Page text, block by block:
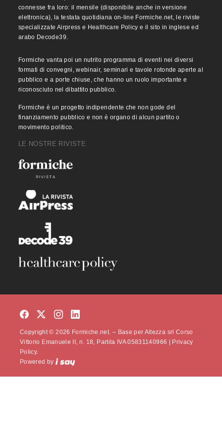
connesse fra loro: il mensile (disponibile anche in versione
elettronica), la testata quotidiana on-line Formiche.net, le riviste
specializzate Airpress e Healthcare Policy e il sito in inglese ed
arabo Decode39.
Formiche vanta poi un nutrito programma di eventi nei diversi
formati di convegni, webinair, seminari e tavole rotonde aperte al
pubblico e a porte chiuse, che hanno un ruolo importante e
riconosciuto nel dibattito pubblico.
Formiche è un progetto indipendente che non gode del
finanziamento pubblico e non è organo di alcun partito o
movimento politico.
LE NOSTRE RIVISTE
Copyright © 2026 Formiche.net. – Base per Altezza srl Corso
Vittorio Emanuele II, n. 18, Partita IVA 05831140966 |
Privacy
Policy.
Powered by